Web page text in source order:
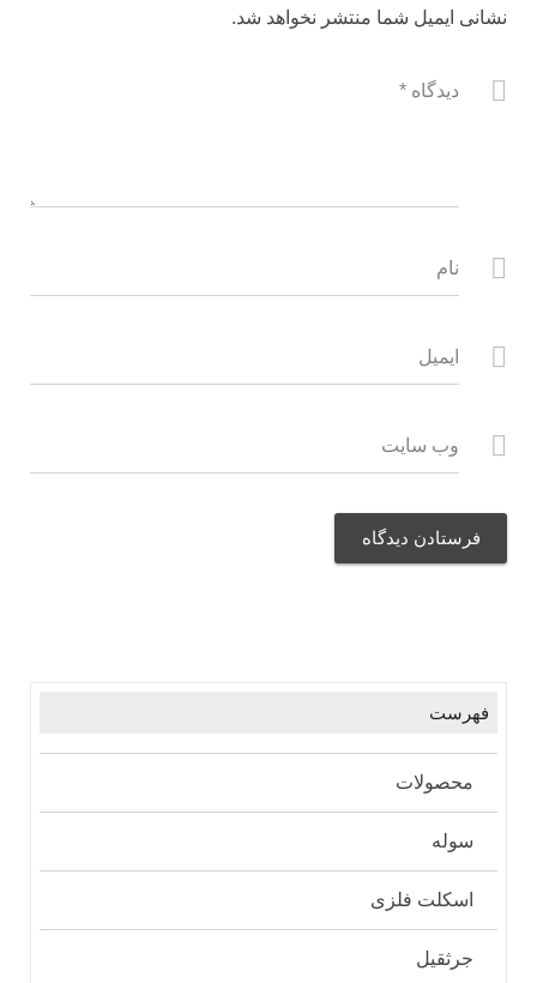
نشانی ایمیل شما منتشر نخواهد شد.
دیدگاه *
نام
ایمیل
وب سایت
فهرست
محصولات
سوله
اسکلت فلزی
جرثقیل